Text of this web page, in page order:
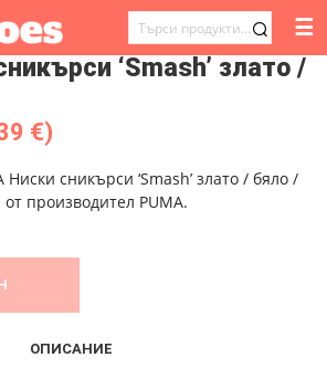
ТЪРСЕНЕ
ЗА:
☰
‘Smash’ злато /
€)
сникърси ‘Smash’ злато / бяло /
производител PUMA.
ОПИСАНИЕ